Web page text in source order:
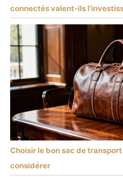
connectés valent-ils
Choisir le bon sac de
considérer